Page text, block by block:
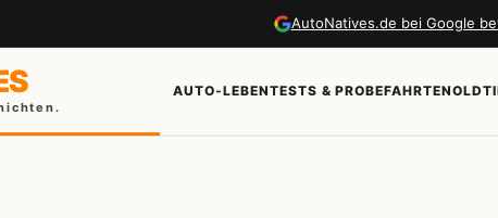
AutoNatives.de bei Google
AUTO-LEBENTESTS & PROBEFAHRTEN